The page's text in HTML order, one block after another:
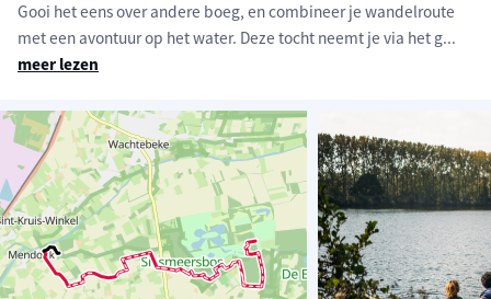
Gooi het eens over andere boeg, en combineer je wandelroute
met een avontuur op het water. Deze tocht neemt je via het g...
meer lezen